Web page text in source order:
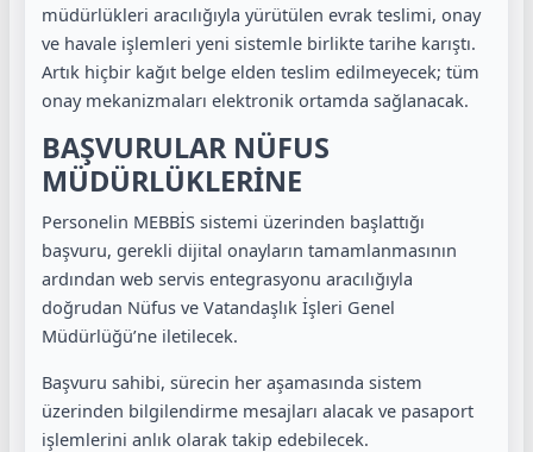
müdürlükleri aracılığıyla yürütülen evrak teslimi, onay
ve havale işlemleri yeni sistemle birlikte tarihe karıştı.
Artık hiçbir kağıt belge elden teslim edilmeyecek; tüm
onay mekanizmaları elektronik ortamda sağlanacak.
BAŞVURULAR NÜFUS
MÜDÜRLÜKLERİNE
Personelin MEBBİS sistemi üzerinden başlattığı
başvuru, gerekli dijital onayların tamamlanmasının
ardından web servis entegrasyonu aracılığıyla
doğrudan Nüfus ve Vatandaşlık İşleri Genel
Müdürlüğü’ne iletilecek.
Başvuru sahibi, sürecin her aşamasında sistem
üzerinden bilgilendirme mesajları alacak ve pasaport
işlemlerini anlık olarak takip edebilecek.